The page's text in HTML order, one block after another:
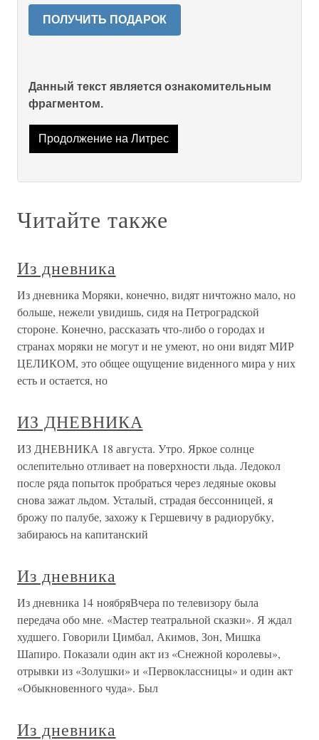
ПОЛУЧИТЬ ПОДАРОК
Данный текст является ознакомительным
фрагментом.
Продолжение на Литрес
Читайте также
Из дневника
Из дневника Моряки, конечно, видят ничтожно мало, но
больше, нежели увидишь, сидя на Петроградской
стороне. Конечно, рассказать что-либо о городах и
странах моряки не могут и не умеют, но они видят МИР
ЦЕЛИКОМ, это общее ощущение виденного мира у них
есть и остается, но
ИЗ ДНЕВНИКА
ИЗ ДНЕВНИКА 18 августа. Утро. Яркое солнце
ослепительно отливает на поверхности льда. Ледокол
после ряда попыток пробраться через ледяные оковы
снова зажат льдом. Усталый, страдая бессонницей, я
брожу по палубе, захожу к Гершевичу в радиорубку,
забираюсь на капитанский
Из дневника
Из дневника 14 ноябряВчера по телевизору была
передача обо мне. «Мастер театральной сказки». Я ждал
худшего. Говорили Цимбал, Акимов, Зон, Мишка
Шапиро. Показали один акт из «Снежной королевы»,
отрывки из «Золушки» и «Первоклассницы» и один акт
«Обыкновенного чуда». Был
Из дневника